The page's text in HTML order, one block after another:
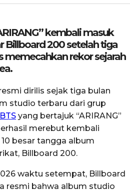
kembali masuk
Billboard 200 setelah tiga
memecahkan rekor sejarah
dirilis sejak tiga bulan
studio terbaru dari grup
BTS yang bertajuk “ARIRANG”
merebut kembali
besar tangga album
Billboard 200.
waktu setempat, Billboard
resmi bahwa album studio